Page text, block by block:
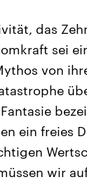
das
sei
von
ein freies
wir